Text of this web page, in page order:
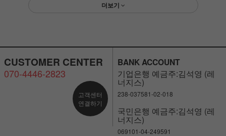
더보기
CUSTOMER CENTER
070-4446-2823
고객센터
연결하기
BANK ACCOUNT
기업은행 예금주:김석영 (레
너지스)
238-037581-02-018
국민은행 예금주:김석영 (레
너지스)
069101-04-249591